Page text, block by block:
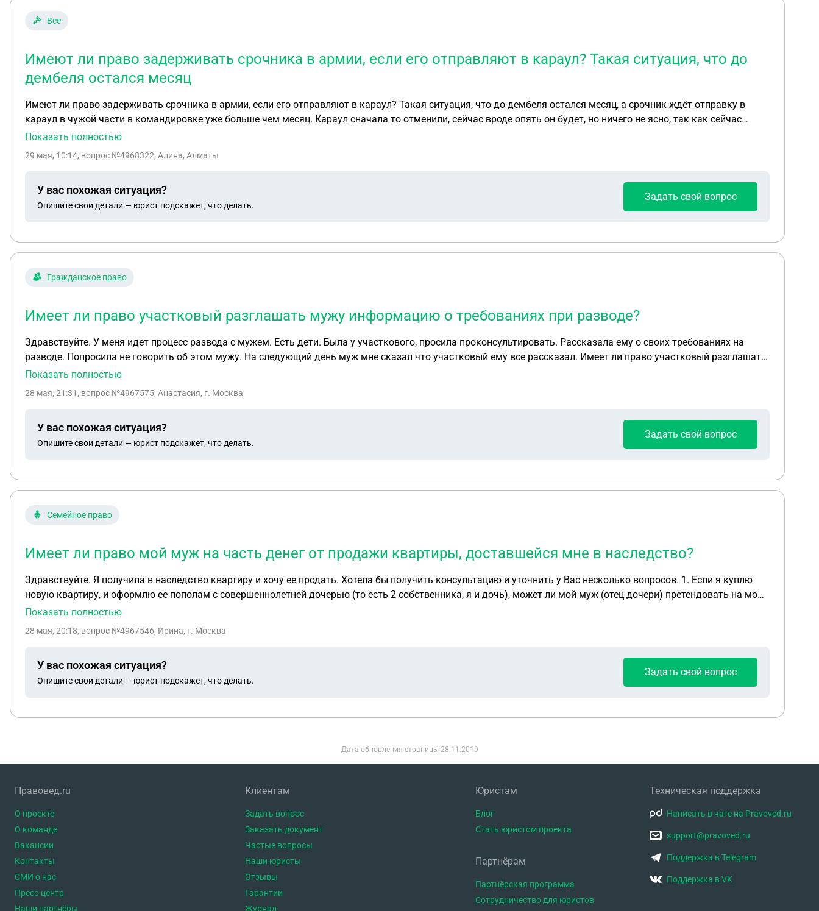
Все
Имеют ли право задерживать срочника в армии, если его отправляют в караул? Такая ситуация, что до
дембеля остался месяц
Имеют ли право задерживать срочника в армии, если его отправляют в караул? Такая ситуация, что до дембеля остался месяц, а срочник ждёт отправку в
караул в чужой части в командировке уже больше чем месяц. Караул сначала то отменили, сейчас вроде опять он будет, но ничего не ясно, так как сейчас
парень и прапор этой части ждут приказ, что делать дальше. И ждут они больше месяца. Дембель у парня через месяц, караул будет длиться около 20 дней, а
Показать полностью
29 мая, 10:14, вопрос №4968322, Алина, Алматы
У вас похожая ситуация?
Опишите свои детали — юрист подскажет, что делать.
Задать свой вопрос
Гражданское право
Имеет ли право участковый разглашать мужу информацию о требованиях при разводе?
Здравствуйте. У меня идет процесс развода с мужем. Есть дети. Была у участкового, просила проконсультировать. Рассказала ему о своих требованиях на
разводе. Попросила не говорить об этом мужу. На следующий день муж мне сказал что участковый ему все рассказал. Имеет ли право участковый разглашать
такую информацию?
Показать полностью
28 мая, 21:31 , вопрос №4967575, Анастасия, г. Москва
У вас похожая ситуация?
Опишите свои детали — юрист подскажет, что делать.
Задать свой вопрос
Семейное право
Имеет ли право мой муж на часть денег от продажи квартиры, доставшейся мне в наследство?
Здравствуйте. Я получила в наследство квартиру и хочу ее продать. Хотела бы получить консультацию и уточнить у Вас несколько вопросов. 1. Если я куплю
новую квартиру, и оформлю ее пополам с совершеннолетней дочерью (то есть 2 собственника, я и дочь), может ли мой муж (отец дочери) претендовать на мою
долю в квартире в какой-либо ситуации? 2. Может ли мой муж претендовать на долю в новой квартире, если она будет целиком оформлена на дочь (но куплена
Показать полностью
28 мая, 20:18, вопрос №4967546, Ирина, г. Москва
У вас похожая ситуация?
Опишите свои детали — юрист подскажет, что делать.
Задать свой вопрос
Дата обновления страницы 28.11.2019
Правовед.ru
О проекте
О команде
Вакансии
Контакты
СМИ о нас
Пресс-центр
Наши партнёры
Клиентам
Задать вопрос
Заказать документ
Частые вопросы
Наши юристы
Отзывы
Гарантии
Журнал
Юристам
Блог
Стать юристом проекта
Партнёрам
Партнёрская программа
Сотрудничество для юристов
Техническая поддержка
Написать в чате на Pravoved.ru
support@pravoved.ru
Поддержка в Telegram
Поддержка в VK